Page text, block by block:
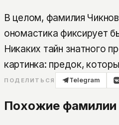
В целом, фамилия
ономастика фиксирует
Никаких тайн знатного
картинка: предок,
ПОДЕЛИТЬСЯ Telegram
Похожие фамилии